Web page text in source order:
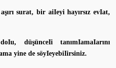
surat, bir aiIeyi hayırsız evIat,
düşünceIi tanımIamaIarını
yine de söyIeyebiIirsiniz.